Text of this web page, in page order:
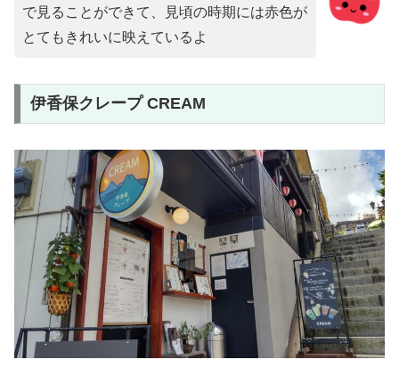
で見ることができて、見頃の時期には赤色が
とてもきれいに映えているよ
伊香保クレープ CREAM